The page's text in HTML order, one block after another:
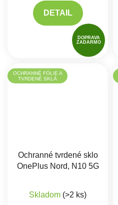
DOPRAVA
ZADARMO
DETAIL
OCHRANNÉ FÓLIE A
TVRDENÉ SKLÁ
Ochranné tvrdené sklo
OnePlus Nord, N10 5G
Skladom (>2 ks)